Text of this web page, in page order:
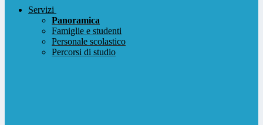
Servizi
Panoramica
Famiglie e studenti
Personale scolastico
Percorsi di studio